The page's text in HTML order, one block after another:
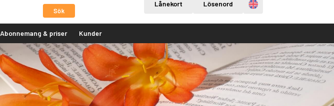
Sök
Lånekort Lösenord Engelska
Abonnemang & priser Kunder